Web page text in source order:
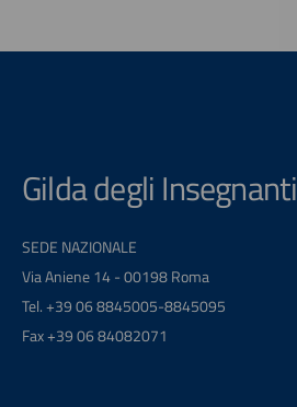
Gilda degli Insegnanti
SEDE NAZIONALE
Via Aniene 14 - 00198 Roma
Tel. +39 06 8845005-8845095
Fax +39 06 84082071